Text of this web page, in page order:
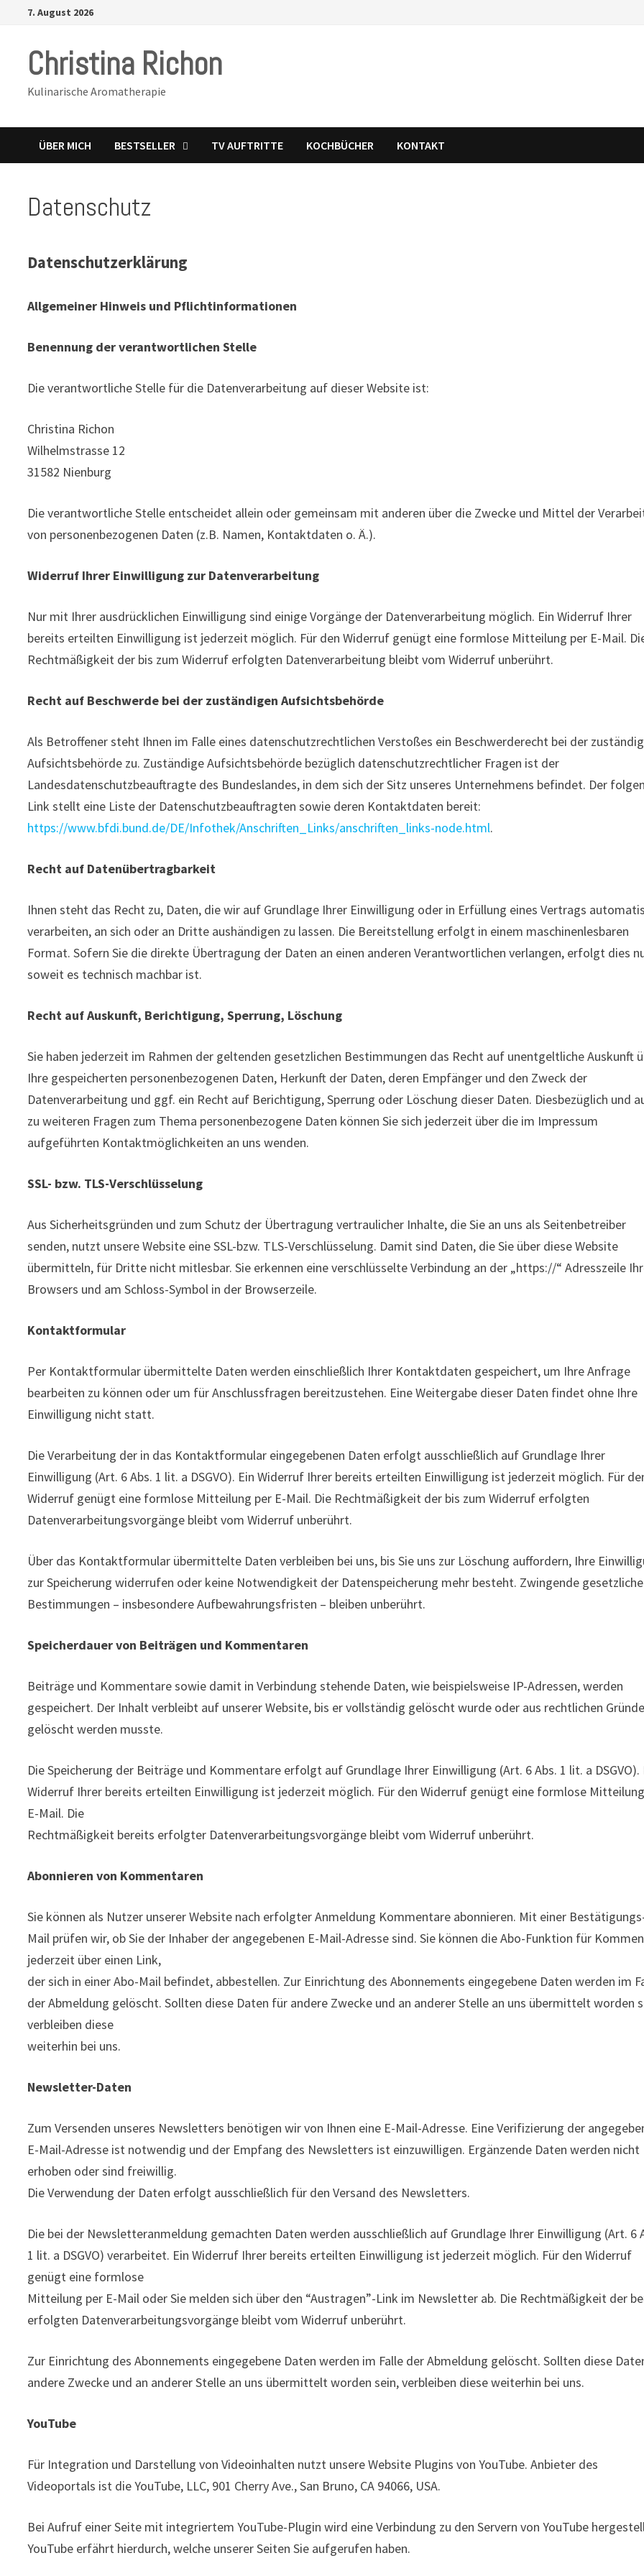
Zurück7. August 2026
Christina Richon
Kulinarische Aromatherapie
ÜBER MICH BESTSELLER TV AUFTRITTE KOCHBÜCHER KONTAKT
Datenschutz
Datenschutzerklärung
Allgemeiner Hinweis und Pflichtinformationen
Benennung der verantwortlichen Stelle
Die verantwortliche Stelle für die Datenverarbeitung auf dieser Website ist:
Christina Richon
Wilhelmstrasse 12
31582 Nienburg
Die verantwortliche Stelle entscheidet allein oder gemeinsam mit anderen über die Zwecke und Mittel der
von personenbezogenen Daten (z.B. Namen, Kontaktdaten o. Ä.).
Widerruf Ihrer Einwilligung zur Datenverarbeitung
Nur mit Ihrer ausdrücklichen Einwilligung sind einige Vorgänge der Datenverarbeitung möglich. Ein Widerruf Ihrer
bereits erteilten Einwilligung ist jederzeit möglich. Für den Widerruf genügt eine formlose Mitteilung per E-Mail.
Rechtmäßigkeit der bis zum Widerruf erfolgten Datenverarbeitung bleibt vom Widerruf unberührt.
Recht auf Beschwerde bei der zuständigen Aufsichtsbehörde
Als Betroffener steht Ihnen im Falle eines datenschutzrechtlichen Verstoßes ein Beschwerderecht bei der
Aufsichtsbehörde zu. Zuständige Aufsichtsbehörde bezüglich datenschutzrechtlicher Fragen ist der
Landesdatenschutzbeauftragte des Bundeslandes, in dem sich der Sitz unseres Unternehmens befindet. Der
Link stellt eine Liste der Datenschutzbeauftragten sowie deren Kontaktdaten bereit:
https://www.bfdi.bund.de/DE/Infothek/Anschriften_Links/anschriften_links-node.html.
Recht auf Datenübertragbarkeit
Ihnen steht das Recht zu, Daten, die wir auf Grundlage Ihrer Einwilligung oder in Erfüllung eines Vertrags
verarbeiten, an sich oder an Dritte aushändigen zu lassen. Die Bereitstellung erfolgt in einem maschinenlesbaren
Format. Sofern Sie die direkte Übertragung der Daten an einen anderen Verantwortlichen verlangen, erfolgt dies
soweit es technisch machbar ist.
Recht auf Auskunft, Berichtigung, Sperrung, Löschung
Sie haben jederzeit im Rahmen der geltenden gesetzlichen Bestimmungen das Recht auf unentgeltliche Auskunft
Ihre gespeicherten personenbezogenen Daten, Herkunft der Daten, deren Empfänger und den Zweck der
Datenverarbeitung und ggf. ein Recht auf Berichtigung, Sperrung oder Löschung dieser Daten. Diesbezüglich und
zu weiteren Fragen zum Thema personenbezogene Daten können Sie sich jederzeit über die im Impressum
aufgeführten Kontaktmöglichkeiten an uns wenden.
SSL- bzw. TLS-Verschlüsselung
Aus Sicherheitsgründen und zum Schutz der Übertragung vertraulicher Inhalte, die Sie an uns als Seitenbetreiber
senden, nutzt unsere Website eine SSL-bzw. TLS-Verschlüsselung. Damit sind Daten, die Sie über diese Website
übermitteln, für Dritte nicht mitlesbar. Sie erkennen eine verschlüsselte Verbindung an der „https://“ Adresszeile
Browsers und am Schloss-Symbol in der Browserzeile.
Kontaktformular
Per Kontaktformular übermittelte Daten werden einschließlich Ihrer Kontaktdaten gespeichert, um Ihre Anfrage
bearbeiten zu können oder um für Anschlussfragen bereitzustehen. Eine Weitergabe dieser Daten findet ohne Ihre
Einwilligung nicht statt.
Die Verarbeitung der in das Kontaktformular eingegebenen Daten erfolgt ausschließlich auf Grundlage Ihrer
Einwilligung (Art. 6 Abs. 1 lit. a DSGVO). Ein Widerruf Ihrer bereits erteilten Einwilligung ist jederzeit möglich. Für
Widerruf genügt eine formlose Mitteilung per E-Mail. Die Rechtmäßigkeit der bis zum Widerruf erfolgten
Datenverarbeitungsvorgänge bleibt vom Widerruf unberührt.
Über das Kontaktformular übermittelte Daten verbleiben bei uns, bis Sie uns zur Löschung auffordern, Ihre
zur Speicherung widerrufen oder keine Notwendigkeit der Datenspeicherung mehr besteht. Zwingende gesetzliche
Bestimmungen – insbesondere Aufbewahrungsfristen – bleiben unberührt.
Speicherdauer von Beiträgen und Kommentaren
Beiträge und Kommentare sowie damit in Verbindung stehende Daten, wie beispielsweise IP-Adressen, werden
gespeichert. Der Inhalt verbleibt auf unserer Website, bis er vollständig gelöscht wurde oder aus rechtlichen
gelöscht werden musste.
Die Speicherung der Beiträge und Kommentare erfolgt auf Grundlage Ihrer Einwilligung (Art. 6 Abs. 1 lit. a DSGVO).
Widerruf Ihrer bereits erteilten Einwilligung ist jederzeit möglich. Für den Widerruf genügt eine formlose
E-Mail. Die
Rechtmäßigkeit bereits erfolgter Datenverarbeitungsvorgänge bleibt vom Widerruf unberührt.
Abonnieren von Kommentaren
Sie können als Nutzer unserer Website nach erfolgter Anmeldung Kommentare abonnieren. Mit einer
Mail prüfen wir, ob Sie der Inhaber der angegebenen E-Mail-Adresse sind. Sie können die Abo-Funktion für
jederzeit über einen Link,
der sich in einer Abo-Mail befindet, abbestellen. Zur Einrichtung des Abonnements eingegebene Daten werden im
der Abmeldung gelöscht. Sollten diese Daten für andere Zwecke und an anderer Stelle an uns übermittelt worden
verbleiben diese
weiterhin bei uns.
Newsletter-Daten
Zum Versenden unseres Newsletters benötigen wir von Ihnen eine E-Mail-Adresse. Eine Verifizierung der
E-Mail-Adresse ist notwendig und der Empfang des Newsletters ist einzuwilligen. Ergänzende Daten werden nicht
erhoben oder sind freiwillig.
Die Verwendung der Daten erfolgt ausschließlich für den Versand des Newsletters.
Die bei der Newsletteranmeldung gemachten Daten werden ausschließlich auf Grundlage Ihrer Einwilligung (Art. 6
1 lit. a DSGVO) verarbeitet. Ein Widerruf Ihrer bereits erteilten Einwilligung ist jederzeit möglich. Für den Widerruf
genügt eine formlose
Mitteilung per E-Mail oder Sie melden sich über den “Austragen”-Link im Newsletter ab. Die Rechtmäßigkeit der
erfolgten Datenverarbeitungsvorgänge bleibt vom Widerruf unberührt.
Zur Einrichtung des Abonnements eingegebene Daten werden im Falle der Abmeldung gelöscht. Sollten diese
andere Zwecke und an anderer Stelle an uns übermittelt worden sein, verbleiben diese weiterhin bei uns.
YouTube
Für Integration und Darstellung von Videoinhalten nutzt unsere Website Plugins von YouTube. Anbieter des
Videoportals ist die YouTube, LLC, 901 Cherry Ave., San Bruno, CA 94066, USA.
Bei Aufruf einer Seite mit integriertem YouTube-Plugin wird eine Verbindung zu den Servern von YouTube
YouTube erfährt hierdurch, welche unserer Seiten Sie aufgerufen haben.